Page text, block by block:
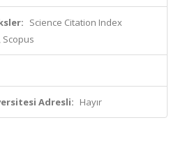
Science Citation Index
Scopus
Adresli: Hayır